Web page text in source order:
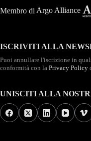
Membro di Argo Alliance
ISCRIVITI ALLA
Puoi annullare l'iscrizione in
conformità con la Privacy Policy
UNISCITI ALLA